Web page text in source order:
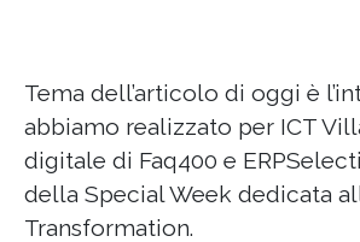
Tema dell’articolo di oggi è
abbiamo realizzato per ICT
digitale di Faq400 e
della Special Week dedicata
Transformation.